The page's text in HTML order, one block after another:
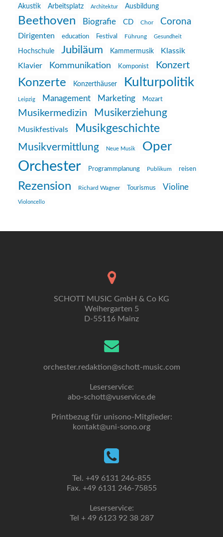
Akustik Arbeitsplatz Architektur Ausbildung
Beethoven Biografie CD Chor Corona
Dirigenten education Festival Führung Gesundheit
Hochschule Jubiläum Kammermusik
Klassik
Klavier
Kommunikation Komponist Konzert
Konzerte Konzerthäuser Kulturpolitik
Leipzig Management Marketing Mozart
Musikermedizin Musikerziehung
Musikfestivals Musikgeschichte
Musikvermittlung Neue Musik Oper
Orchester Programmplanung Publikum reisen
Rezension Richard Wagner Tourismus Violine
Violoncello
SCHOTT MUSIC GmbH & Co KG
Weihergarten 5
D-55116 Mainz
orchester.redaktion@schott-music.com
Leserservice:
abo-schott@vuservice.de
Printbezug für unisono-Mitglieder:
kontakt@uni-sono.org
Tel. +49 6131 246-855
Fax. +49 6131 246-75855
Leserservice:
Tel + 49 6123 92 38 287